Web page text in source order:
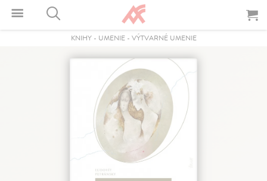
KNIHY- UMENIE- VÝTVARNÉ UMENIE